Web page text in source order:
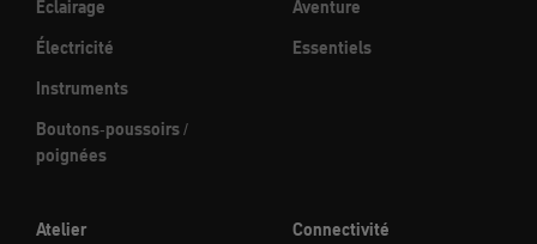
Éclairage
Électricité
Instruments
Boutons-poussoirs /
poignées
Aventure
Essentiels
Atelier
Connectivité